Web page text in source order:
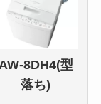
AW-8DH4(型
落ち)